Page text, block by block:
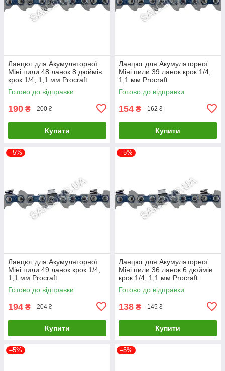
Ланцюг для Акумуляторної
Міні пили 48 ланок 8 дюймів
крок 1/4; 1,1 мм Procraft
Готово до відправки
190 ₴ 200 ₴
Купити
Ланцюг для Акумуляторної
Міні пили 39 ланок крок 1/4;
1,1 мм Procraft
Готово до відправки
154 ₴ 162 ₴
Купити
–5%
Ланцюг для Акумуляторної
Міні пили 49 ланок крок 1/4;
1,1 мм Procraft
Готово до відправки
194 ₴ 204 ₴
Купити
–5%
Ланцюг для Акумуляторної
Міні пили 36 ланок 6 дюймів
крок 1/4; 1,1 мм Procraft
Готово до відправки
138 ₴ 145 ₴
Купити
–5% –5%